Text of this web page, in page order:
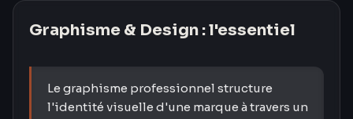
Graphisme & Design : l'essentiel
Le graphisme professionnel structure
l'identité visuelle d'une marque à travers un